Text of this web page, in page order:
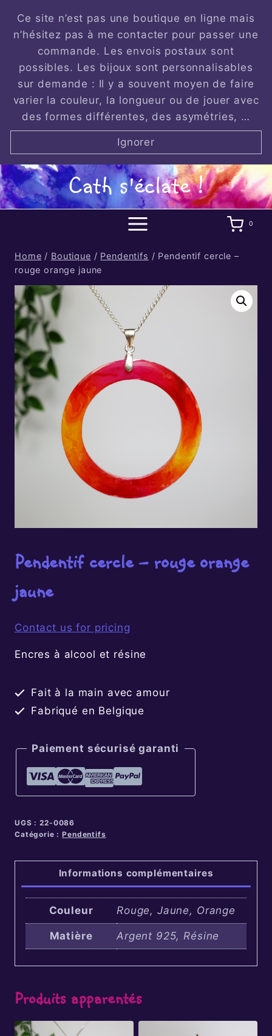
content
Ce site n’est pas une boutique en ligne mais
n’hésitez pas à me contacter pour passer une
commande. Les envois postaux sont
possibles. Les bijoux sont personnalisables
sur demande : Il y a souvent moyen de faire
varier la couleur, la longueur ou de jouer avec
des formes différentes, des asymétries, …
Ignorer
Cath s'éclate !
0
Home / Boutique / Pendentifs / Pendentif cercle –
rouge orange jaune
Pendentif cercle – rouge orange
jaune
Contact us for pricing
Encres à alcool et résine
Fait à la main avec amour
Fabriqué en Belgique
Paiement sécurisé garanti
UGS :22-0086
Catégorie :Pendentifs
Informations complémentaires
Couleur Rouge, Jaune, Orange
Matière Argent 925, Résine
Produits apparentés